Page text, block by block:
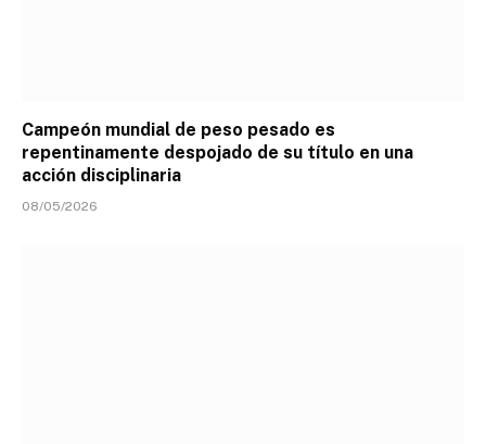
Campeón mundial de peso pesado es
repentinamente despojado de su título en una
acción disciplinaria
08/05/2026